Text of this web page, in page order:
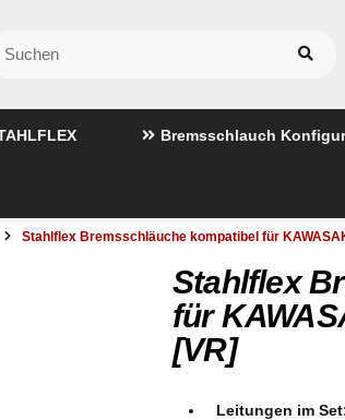
Bremsschlauch
Stahlflex Bremsschläuche kompatibel für
Stahlflex
für
[VR]
Leitungen im